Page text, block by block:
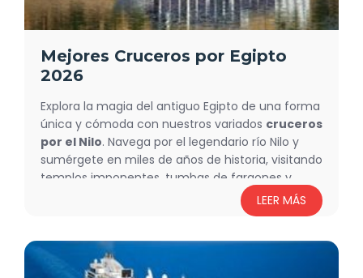
¡Venga ya con nosotros y reserva tu Paquete
Egipto con Flying Carpet Tours para vivir una
experiencia inolvidable!
Mejores Cruceros por Egipto
2026
Explora la magia del antiguo Egipto de una forma
única y cómoda con nuestros variados cruceros
por el Nilo. Navega por el legendario río Nilo y
sumérgete en miles de años de historia, visitando
templos imponentes, tumbas de faraones y
paisajes inolvidables, mientras disfrutas de una
Cruceros Por el Nilo entre Luxor y Asuán con
varias categorías de cruceros desde los baratos
LEER MÁS